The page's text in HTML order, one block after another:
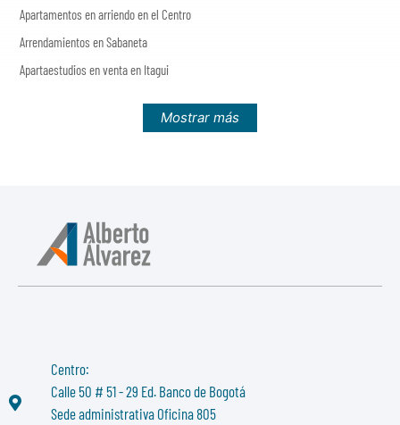
Apartamentos en arriendo en el Centro
Arrendamientos en Sabaneta
Apartaestudios en venta en Itagui
Mostrar más
Centro:
Calle 50 # 51 - 29 Ed. Banco de Bogotá
Sede administrativa Oficina 805